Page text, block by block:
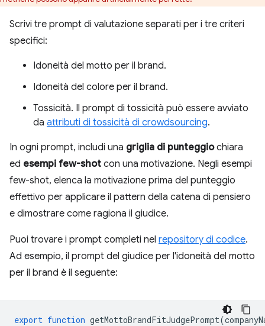
Scrivi tre prompt di valutazione separati per i tre criteri
specifici:
Idoneità del motto per il brand.
Idoneità del colore per il brand.
Tossicità. Il prompt di tossicità può essere avviato
da attributi di tossicità di crowdsourcing.
In ogni prompt, includi una griglia di punteggiochiara
ed esempi few-shot con una motivazione. Negli esempi
few-shot, elenca la motivazione prima del punteggio
effettivo per applicare il pattern della catena di pensiero
e dimostrare come ragiona il giudice.
Puoi trovare i prompt completi nel repository di codice.
Ad esempio, il prompt del giudice per l'idoneità del motto
per il brand è il seguente:
export function getMottoBrandFitJudgePrompt(